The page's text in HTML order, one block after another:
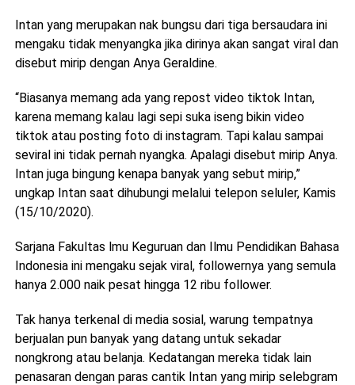
Intan yang merupakan nak bungsu dari tiga bersaudara ini
mengaku tidak menyangka jika dirinya akan sangat viral dan
disebut mirip dengan Anya Geraldine.
“Biasanya memang ada yang repost video tiktok Intan,
karena memang kalau lagi sepi suka iseng bikin video
tiktok atau posting foto di instagram. Tapi kalau sampai
seviral ini tidak pernah nyangka. Apalagi disebut mirip Anya.
Intan juga bingung kenapa banyak yang sebut mirip,”
ungkap Intan saat dihubungi melalui telepon seluler, Kamis
(15/10/2020).
Sarjana Fakultas lmu Keguruan dan Ilmu Pendidikan Bahasa
Indonesia ini mengaku sejak viral, followernya yang semula
hanya 2.000 naik pesat hingga 12 ribu follower.
Tak hanya terkenal di media sosial, warung tempatnya
berjualan pun banyak yang datang untuk sekadar
nongkrong atau belanja. Kedatangan mereka tidak lain
penasaran dengan paras cantik Intan yang mirip selebgram